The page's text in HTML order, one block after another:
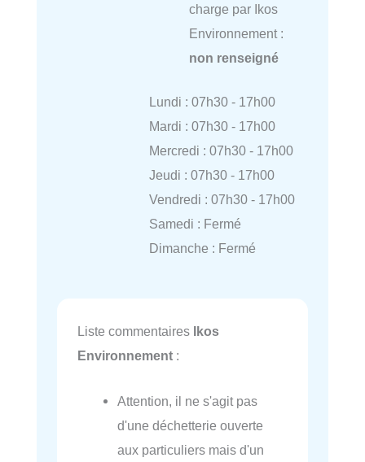
charge par Ikos
Environnement :
non renseigné
Lundi : 07h30 - 17h00
Mardi : 07h30 - 17h00
Mercredi : 07h30 - 17h00
Jeudi : 07h30 - 17h00
Vendredi : 07h30 - 17h00
Samedi : Fermé
Dimanche : Fermé
Liste commentaires Ikos
Environnement :
Attention, il ne s'agit pas
d'une déchetterie ouverte
aux particuliers mais d'un